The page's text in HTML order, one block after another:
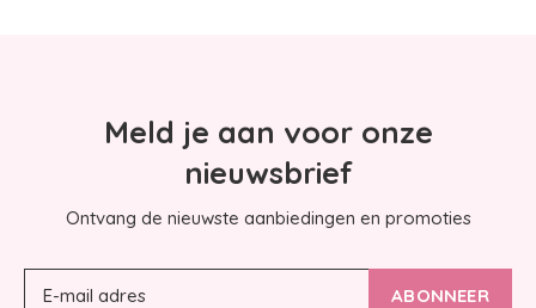
Meld je aan voor onze
nieuwsbrief
Ontvang de nieuwste aanbiedingen en promoties
ABONNEER